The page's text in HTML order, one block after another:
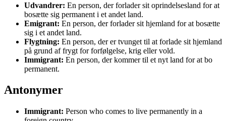
Udvandrer: En person, der forlader sit oprindelsesland for at
bosætte sig permanent i et andet land.
Emigrant: En person, der forlader sit hjemland for at bosætte
sig i et andet land.
Flygtning: En person, der er tvunget til at forlade sit hjemland
på grund af frygt for forfølgelse, krig eller vold.
Immigrant: En person, der kommer til et nyt land for at bo
permanent.
Antonymer
Immigrant: Person who comes to live permanently in a